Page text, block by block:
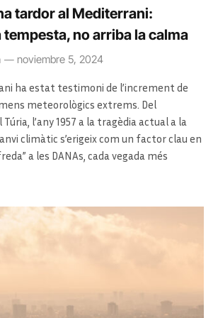
tardor al Mediterrani:
tempesta, no arriba la calma
noviembre 5, 2024
ha estat testimoni de l’increment de
meteorològics extrems. Del
l’any 1957 a la tragèdia actual a la
climàtic s’erigeix com un factor clau en
a les DANAs, cada vegada més